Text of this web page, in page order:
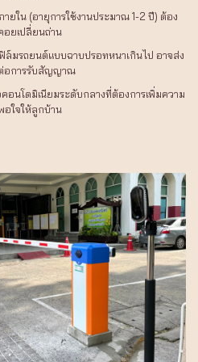
ยใน (อายุการใช้งานประมาณ 1-2 ปี) ต้อง
อยเปลี่ยนถ่าน
มรถยนต์แบบฉาบปรอทหนาเกินไป อาจส่ง
อการรับสัญญาณ
อนโดมิเนียมระดับกลางที่ต้องการเพิ่มความ
อใจให้ลูกบ้าน